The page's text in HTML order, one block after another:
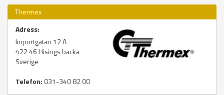
Thermex
Adress:
Importgatan 12 A
422 46Hisings backa
Sverige
Telefon: 031-340 82 00